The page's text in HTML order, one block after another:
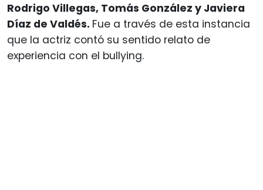
Rodrigo Villegas, Tomás González y Javiera
Díaz de Valdés. Fue a través de esta instancia
que la actriz contó su sentido relato de
experiencia con el bullying.